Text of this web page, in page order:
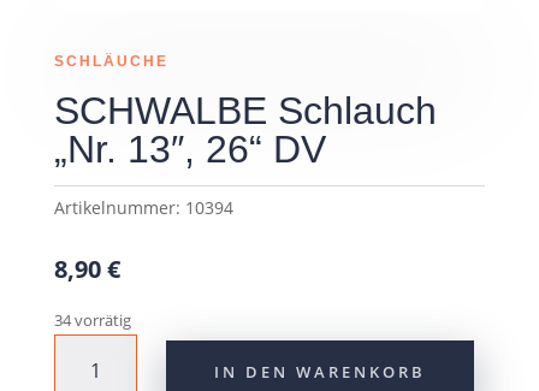
SCHLÄUCHE
SCHWALBE Schlauch
„Nr. 13″, 26“ DV
Artikelnummer: 10394
8,90€
34 vorrätig
Schlauch
IN DEN WARENKORB